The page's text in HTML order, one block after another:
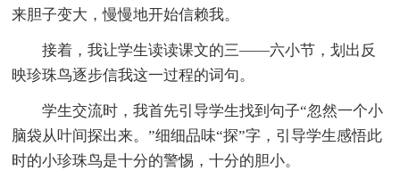
来胆子变大，慢慢地开始信赖我。
接着，我让学生读读课文的三——六小节，划出反
映珍珠鸟逐步信我这一过程的词句。
学生交流时，我首先引导学生找到句子“忽然一个小
脑袋从叶间探出来。”细细品味“探”字，引导学生感悟此
时的小珍珠鸟是十分的警惕，十分的胆小。